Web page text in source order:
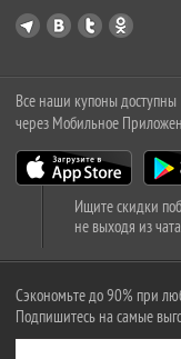
Все наши купоны доступны
через Мобильное
Ищите скидки
не выходя из
Сэкономьте до 90% при
Подпишитесь на самые